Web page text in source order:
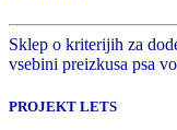
Sklep o kriterijih za
vsebini preizkusa psa
PROJEKT LETS